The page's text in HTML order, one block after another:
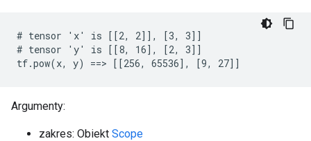
# tensor 'x' is [[2, 2]], [3, 3]]
# tensor 'y' is [[8, 16], [2, 3]]
tf.pow(x, y) ==> [[256, 65536], [9, 27]]
Argumenty:
zakres: Obiekt Scope